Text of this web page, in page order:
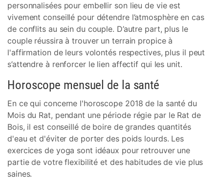
personnalisées pour embellir son lieu de vie est
vivement conseillé pour détendre l’atmosphère en cas
de conflits au sein du couple. D’autre part, plus le
couple réussira à trouver un terrain propice à
l'affirmation de leurs volontés respectives, plus il peut
s’attendre à renforcer le lien affectif qui les unit.
Horoscope mensuel de la santé
En ce qui concerne l'horoscope 2018 de la santé du
Mois du Rat, pendant une période régie par le Rat de
Bois, il est conseillé de boire de grandes quantités
d'eau et d'éviter de porter des poids lourds. Les
exercices de yoga sont idéaux pour retrouver une
partie de votre flexibilité et des habitudes de vie plus
saines.